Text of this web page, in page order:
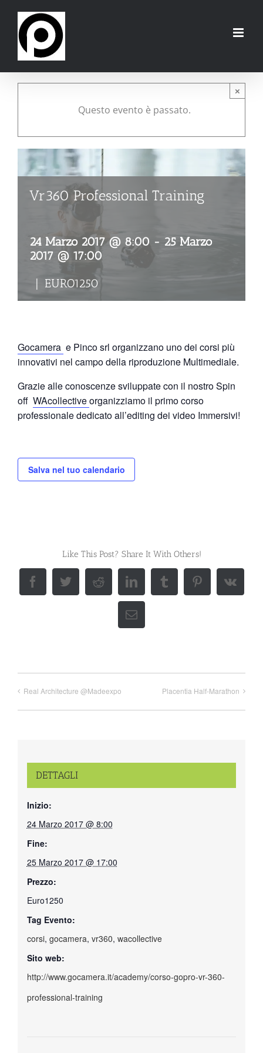
Salta
contenuto
×
Questo evento è passato.
Vr360 Professional Training
24 Marzo 2017 @ 8:00 - 25 Marzo
2017 @ 17:00
| EURO1250
Gocamera e Pinco srl organizzano uno dei corsi più
innovativi nel campo della riproduzione Multimediale.
Grazie alle conoscenze sviluppate con il nostro Spin
off WAcollectiveorganizziamo il primo corso
professionale dedicato all’editing dei video Immersivi!
Salva nel tuo calendario
Like This Post? Share It With Others!
FacebookTwitterRedditLinkedInTumblr PinterestVk
Email
Real Architecture @Madeexpo Placentia Half-Marathon
DETTAGLI
Inizio:
24 Marzo 2017 @ 8:00
Fine:
25 Marzo 2017 @ 17:00
Prezzo:
Euro1250
Tag Evento:
corsi, gocamera, vr360, wacollective
Sito web:
http://www.gocamera.it/academy/corso-gopro-vr-360-
professional-training